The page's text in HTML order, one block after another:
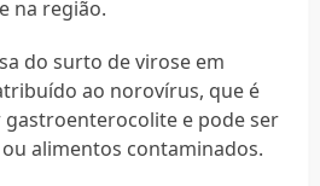
na região.
do surto de virose em
ao norovírus, que é
e pode ser
alimentos contaminados.